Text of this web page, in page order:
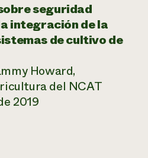
seguridad
integración de la
de cultivo de
Howard,
del NCAT
2019